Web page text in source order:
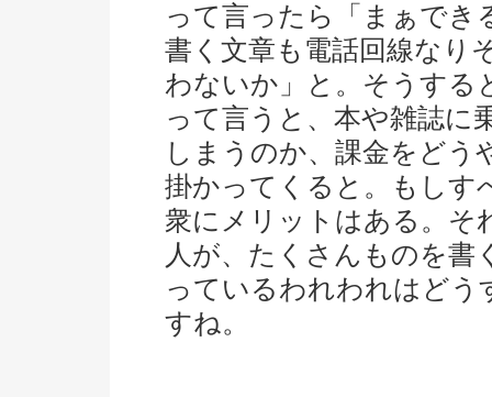
って言ったら「まぁでき
書く文章も電話回線なり
わないか」と。そうする
って言うと、本や雑誌に
しまうのか、課金をど
掛かってくると。もしす
衆にメリットはある。そ
人が、たくさんものを
っているわれわれはどう
すね。